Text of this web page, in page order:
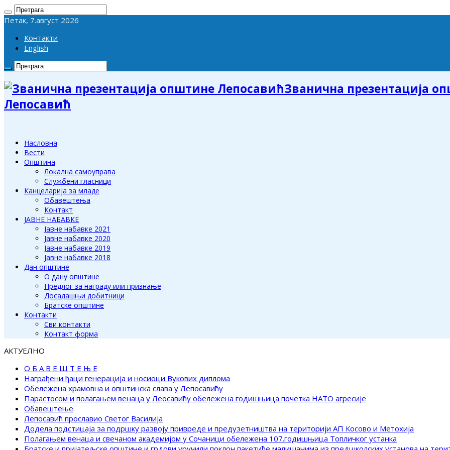
Петак, 7.август 2026
Контакти
English
Званична презентација
Лепосавић
Насловна
Вести
Општина
Локална самоуправа
Службени гласници
Канцеларија за младе
Обавештења
Контакт
ЈАВНЕ НАБАВКЕ
Јавне набавке 2021
Јавне набавке 2020
Јавне набавке 2019
Јавне набавке 2018
Дан општине
О дану општине
Предлог за награду или признање
Досадашњи добитници
Братске општине
Контакти
Сви контакти
Контакт форма
АКТУЕЛНО
О Б А В Е Ш Т Е Њ Е
Награђени ђаци генерација и носиоци Вукових диплома
Обележена храмовна и општинска слава у Лепосавићу
Парастосом и полагањем венаца у Леосавићу обележена годишњица почетка НАТО агресије
Обавештење
Лепосавић прославио Светог Василија
Додела подстицаја за подршку развоју привреде и предузетништва на територији АП Косово и Метохија
Полагањем венаца и свечаном академијом у Сочаници обележена 107.годишњица Топличког устанка